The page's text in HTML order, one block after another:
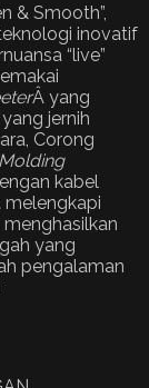
& Smooth”,
inovatif
“live”
Â yang
jernih
Corong
kabel
melengkapi
yang
pengalaman